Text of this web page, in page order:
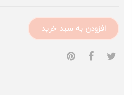
افزودن به سبد خرید